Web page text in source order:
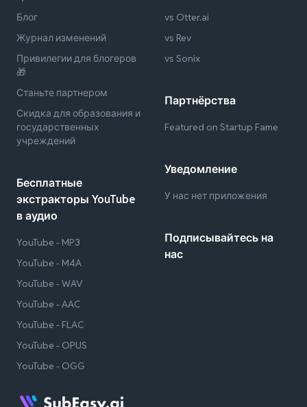
Блог
Журнал изменений
Привилегии для блогеров
🎁
Станьте партнером
Скидка для образования и
государственных
учреждений
Бесплатные
экстракторы YouTube
в аудио
YouTube - MP3
YouTube - M4A
YouTube - WAV
YouTube - AAC
YouTube - FLAC
YouTube - OPUS
YouTube - OGG
vs Otter.ai
vs Rev
vs Sonix
Партнёрства
Featured on Startup Fame
Уведомление
У нас нет приложения
Подписывайтесь на
нас